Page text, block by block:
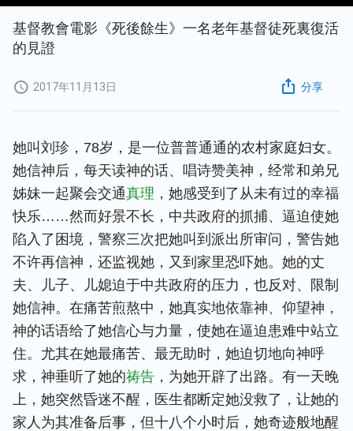
基督教會電影《死後餘生》一名老年基督徒死裏復活
的見證
2017年11月13日 分享
她叫刘珍，78岁，是一位普普通通的农村家庭妇女。
她信神后，每天读神的话、唱诗赞美神，经常和弟兄
姊妹一起聚会交通真理 ，她感受到了从未有过的幸福
快乐……然而好景不长，中共政府的抓捕、逼迫使她
陷入了困境，警察三次把她叫到派出所审问，警告她
不许再信神，还监视她，又到家里恐吓她。她的丈
夫、儿子、儿媳迫于中共政府的压力，也反对、限制
她信神。在痛苦煎熬中，她真实地依靠神、仰望神，
神的话语给了她信心与力量，使她在逼迫患难中站立
住。尤其在她最痛苦、最无助时，她迫切地向神呼
求，神垂听了她的祷告 ，为她开辟了出路。有一天晚
上，她突然昏迷不醒，医生都断定她没救了，让她的
家人为其准备后事，但十八个小时后，她奇迹般地醒